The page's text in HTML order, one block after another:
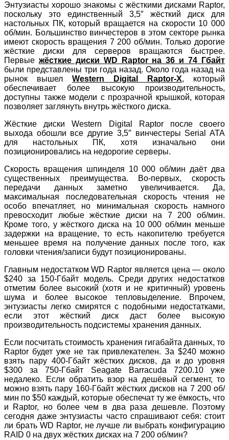
Энтузиасты хорошо знакомы с жёсткими дисками Raptor,
поскольку это единственный 3,5″ жёсткий диск для
настольных ПК, который вращается на скорости 10 000
об/мин. Большинство винчестеров в этом секторе рынка
имеют скорость вращения 7 200 об/мин. Только дорогие
жёсткие диски для серверов вращаются быстрее.
Первые жёсткие диски WD Raptor на 36 и 74 Гбайт
были представлены три года назад. Около года назад на
рынок вышел Western Digital Raptor-X, который
обеспечивает более высокую производительность,
доступны также модели с прозрачной крышкой, которая
позволяет заглянуть внутрь жёсткого диска.
Жёсткие диски Western Digital Raptor после своего
выхода обошли все другие 3,5″ винчестеры Serial ATA
для настольных ПК, хотя изначально они
позиционировались на недорогие серверы.
Скорость вращения шпинделя 10 000 об/мин даёт два
существенных преимущества. Во-первых, скорость
передачи данных заметно увеличивается. Да,
максимальная последовательная скорость чтения не
особо впечатляет, но минимальная скорость намного
превосходит любые жёсткие диски на 7 200 об/мин.
Кроме того, у жёсткого диска на 10 000 об/мин меньше
задержки на вращение, то есть накопителю требуется
меньшее время на получение данных после того, как
головки чтения/записи будут позиционированы.
Главным недостатком WD Raptor является цена — около
$240 за 150-Гбайт модель. Среди других недостатков
отметим более высокий (хотя и не критичный) уровень
шума и более высокое тепловыделение. Впрочем,
энтузиасты легко смирятся с подобными недостатками,
если этот жёсткий диск даст более высокую
производительность подсистемы хранения данных.
Если посчитать стоимость хранения гигабайта данных, то
Raptor будет уже не так привлекателен. За $240 можно
взять пару 400-Гбайт жёстких дисков, да и до уровня
$300 за 750-Гбайт Seagate Barracuda 7200.10 уже
недалеко. Если обратить взор на дешёвый сегмент, то
можно взять пару 160-Гбайт жёстких дисков на 7 200 об/
мин по $50 каждый, которые обеспечат ту же ёмкость, что
и Raptor, но более чем в два раза дешевле. Поэтому
сегодня даже энтузиасты часто спрашивают себя: стоит
ли брать WD Raptor, не лучше ли выбрать конфигурацию
RAID 0 на двух жёстких дисках на 7 200 об/мин?